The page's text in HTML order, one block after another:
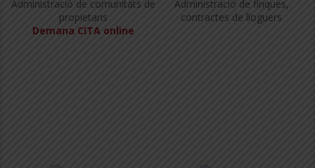
Administració de comunitats de
propietaris
Demana CITA online
Administració de finques,
contractes de lloguers